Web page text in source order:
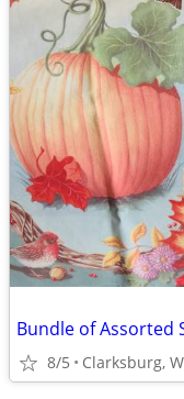
Bundle of Assorted
8/5 Clarksburg,